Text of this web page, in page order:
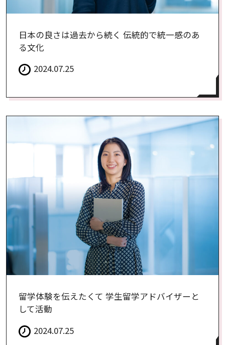
日本の良さは過去から続く 伝統的で統一感のあ
る文化
2024.07.25
留学体験を伝えたくて 学生留学アドバイザーと
して活動
2024.07.25